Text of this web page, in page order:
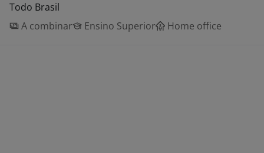
Todo Brasil
A combinar
Ensino Superior Home office